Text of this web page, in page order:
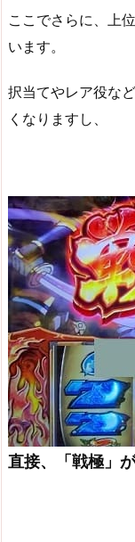
ここでさらに、上
います。
択当てやレア役な
くなりますし、
直接、「戦極」